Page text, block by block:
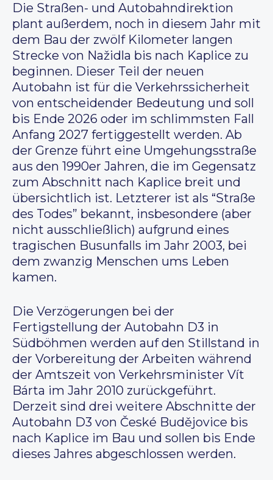
Die Straßen- und Autobahndirektion
plant außerdem, noch in diesem Jahr mit
dem Bau der zwölf Kilometer langen
Strecke von Nažidla bis nach Kaplice zu
beginnen. Dieser Teil der neuen
Autobahn ist für die Verkehrssicherheit
von entscheidender Bedeutung und soll
bis Ende 2026 oder im schlimmsten Fall
Anfang 2027 fertiggestellt werden. Ab
der Grenze führt eine Umgehungsstraße
aus den 1990er Jahren, die im Gegensatz
zum Abschnitt nach Kaplice breit und
übersichtlich ist. Letzterer ist als “Straße
des Todes” bekannt, insbesondere (aber
nicht ausschließlich) aufgrund eines
tragischen Busunfalls im Jahr 2003, bei
dem zwanzig Menschen ums Leben
kamen.
Die Verzögerungen bei der
Fertigstellung der Autobahn D3 in
Südböhmen werden auf den Stillstand in
der Vorbereitung der Arbeiten während
der Amtszeit von Verkehrsminister Vít
Bárta im Jahr 2010 zurückgeführt.
Derzeit sind drei weitere Abschnitte der
Autobahn D3 von České Budějovice bis
nach Kaplice im Bau und sollen bis Ende
dieses Jahres abgeschlossen werden.